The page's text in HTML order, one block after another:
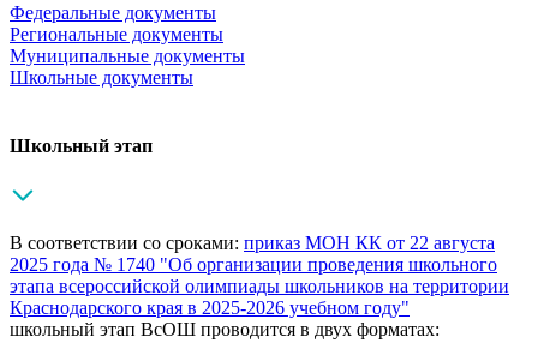
Федеральные документы
Региональные документы
Муниципальные документы
Школьные документы
Школьный этап
В соответствии со сроками: приказ МОН КК от 22 августа
2025 года № 1740 "Об организации проведения школьного
этапа всероссийской олимпиады школьников на территории
Краснодарского края в 2025-2026 учебном году"
школьный этап ВсОШ проводится в двух форматах: